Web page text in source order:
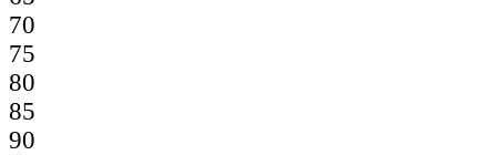
70
75
80
85
90